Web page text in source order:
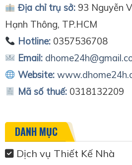
Địa chỉ trụ sở:93 Nguyễn
Hạnh Thông, TP.HCM
Hotline:0357536708
Email:
Website:
Mã số thuế: 0318132209
DANH MỤC
Dịch vụ Thiết Kế Nhà